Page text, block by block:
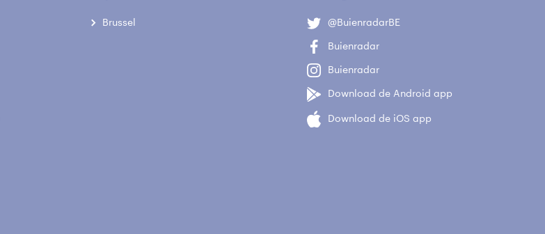
Brussel @BuienradarBE
Buienradar
Buienradar
Download de Android app
Download de iOS app